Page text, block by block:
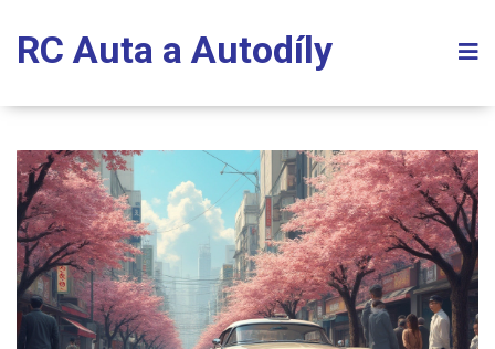
RC Auta a Autodíly